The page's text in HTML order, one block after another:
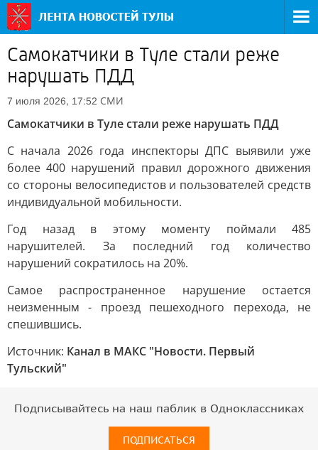
Самокатчики в Туле стали реже
нарушать ПДД
7 июля 2026, 17:52 СМИ
Самокатчики в Туле стали реже нарушать ПДД
С начала 2026 года инспекторы ДПС выявили уже
более 400 нарушений правил дорожного движения
со стороны велосипедистов и пользователей средств
индивидуальной мобильности.
Год назад в этому моменту поймали 485
нарушителей. За последний год количество
нарушений сократилось на 20%.
Самое распространенное нарушение остается
неизменным - проезд пешеходного перехода, не
спешившись.
Источник: Канал в МАКС "Новости. Первый
Тульский"
Подписывайтесь на наш паблик в Одноклассниках
ПОДПИСАТЬСЯ